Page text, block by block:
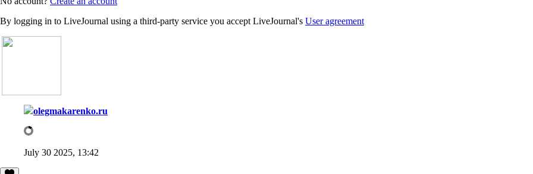
By logging in to LiveJournal using a third-party service you accept LiveJournal's User agreement
olegmakarenko.ru
July 30 2025, 13:42